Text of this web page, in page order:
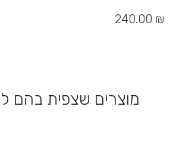
זה
האפשרויות
240.00 ₪
מוצרים שצפית בהם